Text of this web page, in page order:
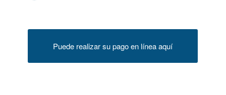
Puede realizar su pago en línea aquí